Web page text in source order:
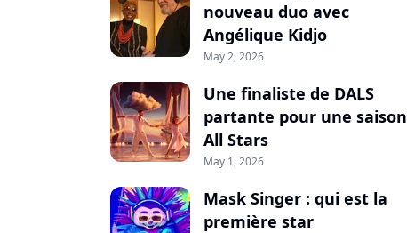
nouveau duo avec
Angélique Kidjo
May 2, 2026
Une finaliste de DALS
partante pour une saison
All Stars
May 1, 2026
Mask Singer : qui est la
première star